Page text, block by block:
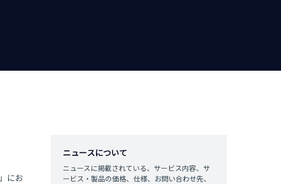
」にお
ニュースについて
ニュースに掲載されている、サービス内容、サ
ービス・製品の価格、仕様、お問い合わせ先、